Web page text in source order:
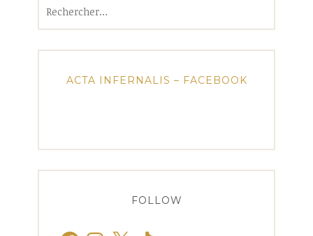
ACTA INFERNALIS – FACEBOOK
FOLLOW